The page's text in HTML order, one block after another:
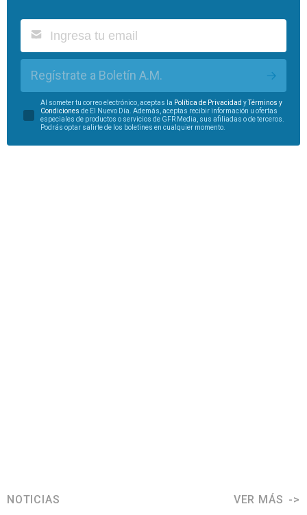
Regístrate a Boletín A.M.
Al someter tu correo electrónico, aceptas la Política de Privacidad y
Términos y
Condiciones de El Nuevo Día. Además, aceptas recibir información u ofertas
especiales de productos o servicios de GFR Media, sus afiliadas o de terceros.
Podrás optar salirte de los boletines en cualquier momento.
NOTICIAS VER MÁS